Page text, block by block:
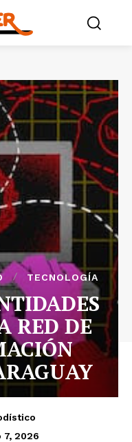
TECNOLOGÍA
RED DE
7, 2026